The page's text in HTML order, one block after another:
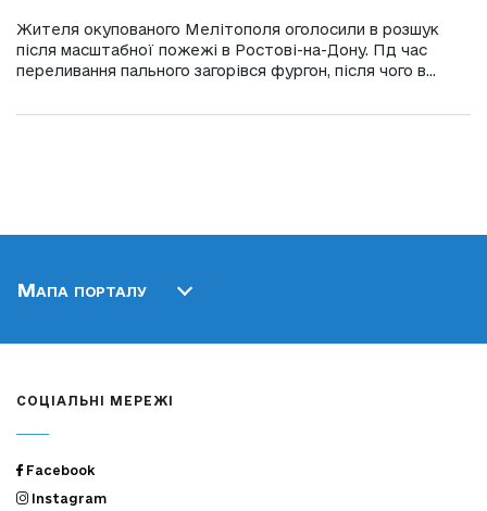
Жителя окупованого Мелітополя оголосили в розшук
після масштабної пожежі в Ростові-на-Дону. Пд час
переливання пального загорівся фургон, після чого в...
Мапа порталу
СОЦІАЛЬНІ МЕРЕЖІ
Facebook
Instagram